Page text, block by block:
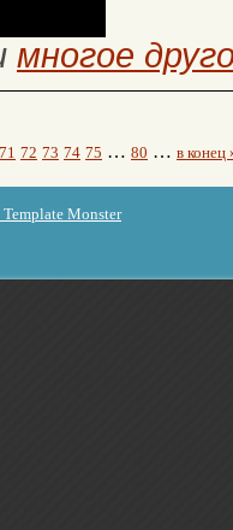
многое
71 72 73 74 75 … 80 … в конец
Monster